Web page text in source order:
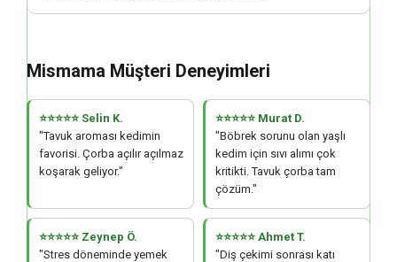
Mismama Müşteri Deneyimleri
⭐⭐⭐⭐⭐ Selin K.
"Tavuk aroması kedimin
favorisi. Çorba açılır açılmaz
koşarak geliyor."
⭐⭐⭐⭐⭐ Murat D.
"Böbrek sorunu olan yaşlı
kedim için sıvı alımı çok
kritikti. Tavuk çorba tam
çözüm."
⭐⭐⭐⭐⭐ Zeynep Ö.
"Stres döneminde yemek
⭐⭐⭐⭐⭐ Ahmet T.
"Diş çekimi sonrası katı